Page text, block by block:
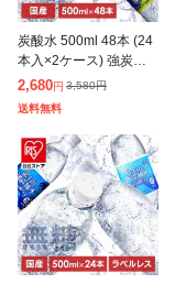
炭酸水 500ml 48本 (24
本入×2ケース) 強炭酸
水 無糖 プレーン レモ
ン 天然水 スパークリン
グ ソーダ カロリーゼ
2,680円 3,580円
送料無料